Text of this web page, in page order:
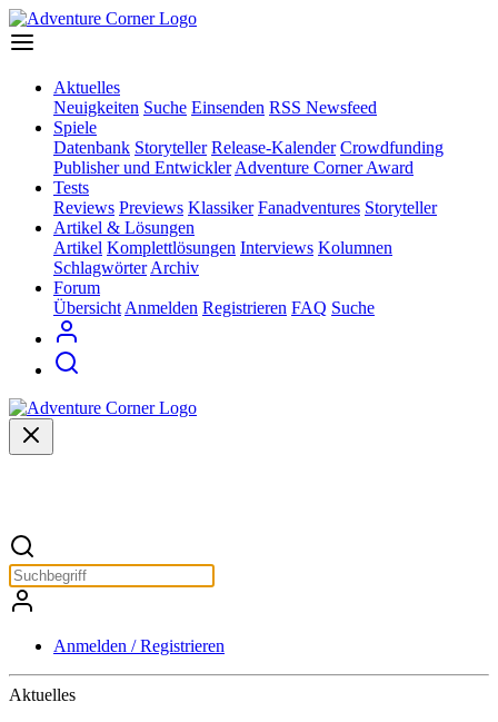
Aktuelles
Neuigkeiten Suche Einsenden RSS Newsfeed
Spiele
Datenbank Storyteller Release-Kalender Crowdfunding
Publisher und Entwickler Adventure Corner Award
Tests
Reviews Previews Klassiker Fanadventures Storyteller
Artikel & Lösungen
Artikel Komplettlösungen Interviews Kolumnen
Schlagwörter Archiv
Forum
Übersicht Anmelden Registrieren FAQ Suche
Anmelden / Registrieren
Aktuelles